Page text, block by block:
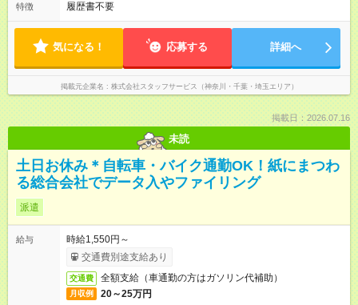
特徴 履歴書不要
気になる！ 応募する 詳細へ
掲載元企業名 株式会社スタッフサービス（神奈川・千葉・埼玉エリア）
掲載日：2026.07.16
未読
土日お休み＊自転車・バイク通勤OK！紙にまつわ
る総合会社でデータ入やファイリング
派遣
給与
時給1,550円～
交通費別途支給あり
交通費 全額支給（車通勤の方はガソリン代補助）
月収例 20～25万円